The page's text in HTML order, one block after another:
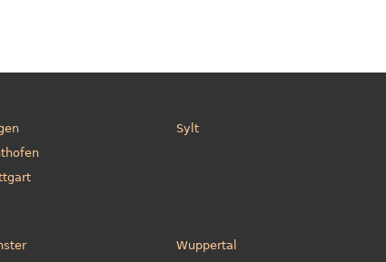
Sylt
Wuppertal